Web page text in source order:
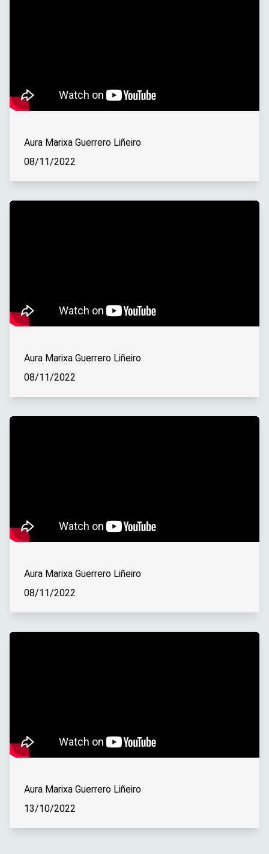
Aura Marixa Guerrero Liñeiro
08/11/2022
Aura Marixa Guerrero Liñeiro
08/11/2022
Aura Marixa Guerrero Liñeiro
08/11/2022
Aura Marixa Guerrero Liñeiro
13/10/2022